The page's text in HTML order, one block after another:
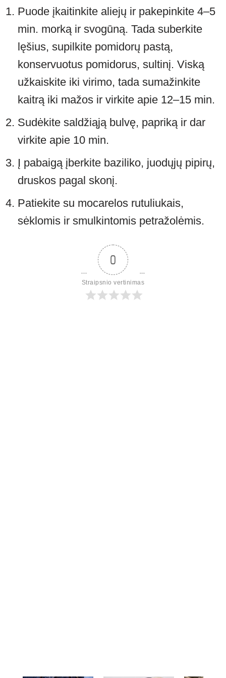
Puode įkaitinkite aliejų ir pakepinkite 4–5
min. morką ir svogūną. Tada suberkite
lęšius, supilkite pomidorų pastą,
konservuotus pomidorus, sultinį. Viską
užkaiskite iki virimo, tada sumažinkite
kaitrą iki mažos ir virkite apie 12–15 min.
Sudėkite saldžiąją bulvę, papriką ir dar
virkite apie 10 min.
Į pabaigą įberkite baziliko, juodųjų pipirų,
druskos pagal skonį.
Patiekite su mocarelos rutuliukais,
sėklomis ir smulkintomis petražolėmis.
0
Straipsnio vertinimas